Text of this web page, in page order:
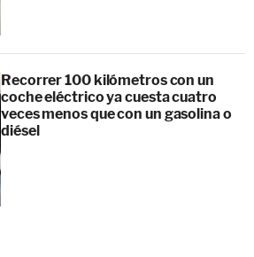
Recorrer 100 kilómetros con un
coche eléctrico ya cuesta cuatro
veces menos que con un gasolina o
diésel